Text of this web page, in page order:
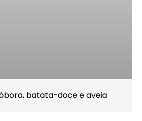
batata-doce e aveia